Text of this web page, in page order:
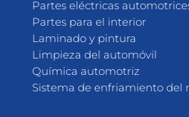
Partes eléctricas
Partes para el interior
Laminado y pintura
Limpieza del automóvil
Química automotriz
Sistema de enfriamiento del